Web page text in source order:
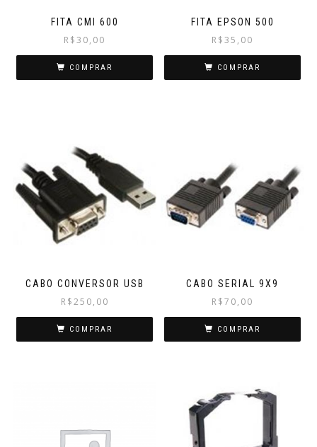
FITA CMI 600
R$30,00
COMPRAR
FITA EPSON 500
R$35,00
COMPRAR
CABO CONVERSOR USB
R$250,00
COMPRAR
CABO SERIAL 9X9
R$70,00
COMPRAR